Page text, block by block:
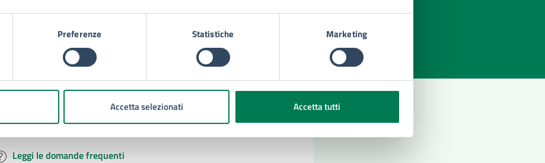
Preferenze Statistiche Marketing
Accetta selezionati Accetta tutti
il numero di stelle per valutare la chiarezza delle informazioni
il comune
Leggi le domande frequenti